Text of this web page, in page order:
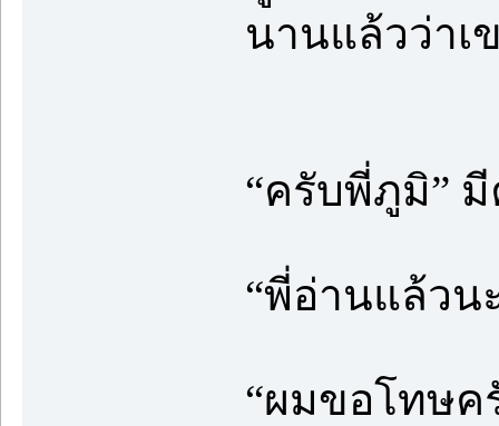
นานแล้วว่าเ
“ครับพี่ภูมิ”
“พี่อ่านแล้วน
“ผมขอโทษค